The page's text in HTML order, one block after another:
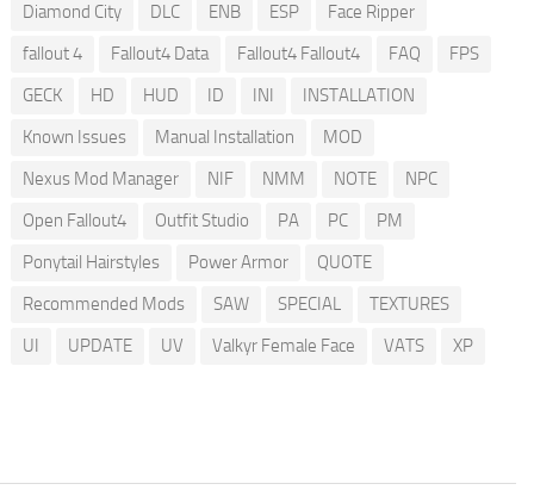
Diamond City
DLC ENB ESP
Face Ripper
fallout 4
Fallout4 Data Fallout4 Fallout4 FAQ
FPS
GECK
HD HUD ID INI
INSTALLATION
Known Issues
Manual Installation
MOD
Nexus Mod Manager
NIF NMM NOTE
NPC
Open Fallout4
Outfit Studio PA PC
PM
Ponytail Hairstyles
Power Armor
QUOTE
Recommended Mods
SAW SPECIAL
TEXTURES
UI
UPDATE UV Valkyr Female Face VATS XP